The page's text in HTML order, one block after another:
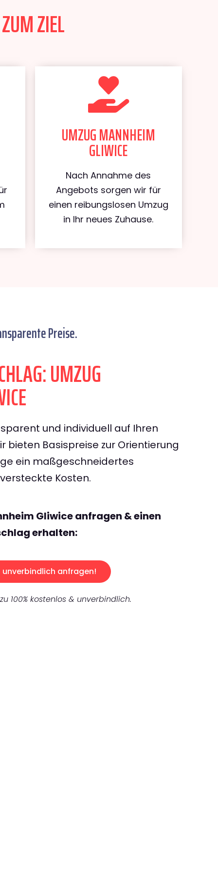
ZIEL
UMZUG MANNHEIM
GLIWICE
Nach Annahme des
Angebots sorgen wir für
einen reibungslosen Umzug
in Ihr neues Zuhause.
Preise.
UMZUG
und individuell auf Ihren
bieten Basispreise zur Orientierung
ein maßgeschneidertes
Kosten.
Gliwice anfragen & einen
erhalten:
unverbindlich anfragen!
100% kostenlos & unverbindlich.